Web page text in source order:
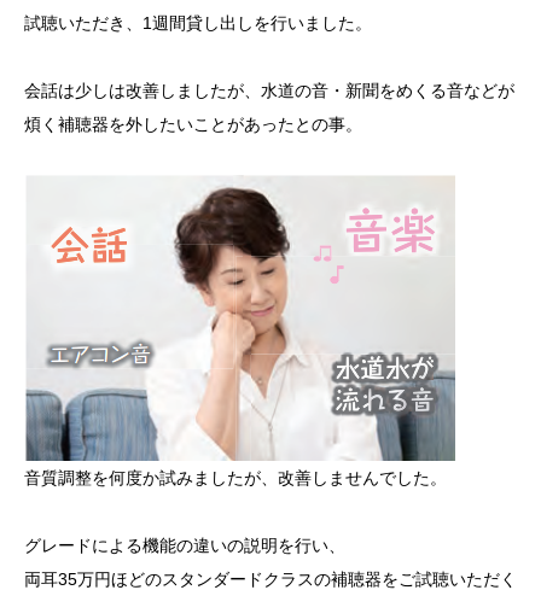
試聴いただき、1週間貸し出しを行いました。
会話は少しは改善しましたが、水道の音・新聞をめくる音などが
煩く補聴器を外したいことがあったとの事。
音質調整を何度か試みましたが、改善しませんでした。
グレードによる機能の違いの説明を行い、
両耳35万円ほどのスタンダードクラスの補聴器をご試聴いただく